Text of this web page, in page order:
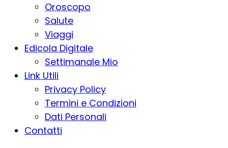
Oroscopo
Salute
Viaggi
Edicola Digitale
Settimanale Mio
Link Utili
Privacy Policy
Termini e Condizioni
Dati Personali
Contatti